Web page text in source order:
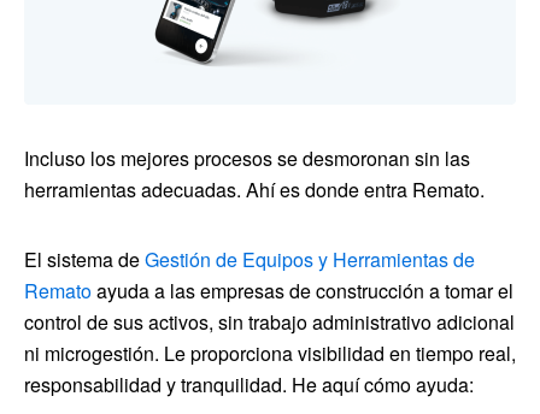
Incluso los mejores procesos se desmoronan sin las
herramientas adecuadas. Ahí es donde entra Remato.
El sistema deGestión de Equipos y Herramientas de
Rematoayuda a las empresas de construcción a tomar el
control de sus activos, sin trabajo administrativo adicional
ni microgestión. Le proporciona visibilidad en tiempo real,
responsabilidad y tranquilidad. He aquí cómo ayuda: